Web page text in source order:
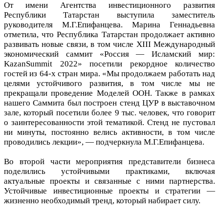
От имени Агентства инвестиционного развития
Республики Татарстан выступила заместитель
руководителя М.Г.Епифанцева. Марина Геннадьевна
отметила, что Республика Татарстан продолжает активно
развивать новые связи, в том числе XIII Международный
экономический саммит «Россия — Исламский мир:
KazanSummit 2022» посетили рекордное количество
гостей из 64-х стран мира. «Мы продолжаем работать над
целями устойчивого развития, в том числе мы не
прекращали проведение Моделей ООН. Также в рамках
нашего Саммита был построен стенд ЦУР в выставочном
зале, который посетили более 9 тыс. человек, что говорит
о заинтересованности этой тематикой. Стенд не пустовал
ни минуты, постоянно велись активности, в том числе
проводились лекции», — подчеркнула М.Г.Епифанцева.
Во второй части мероприятия представители бизнеса
поделились устойчивыми практиками, включая
актуальные проекты и связанные с ними партнерства.
Устойчивые инвестиционные проекты и стратегии —
жизненно необходимый тренд, который набирает силу.